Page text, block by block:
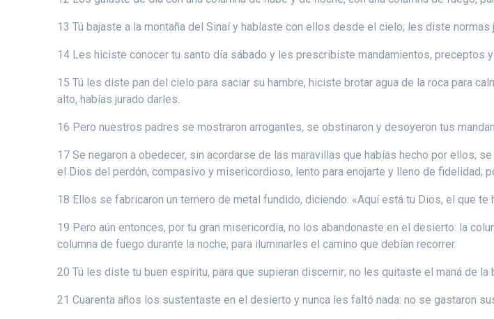
13 Tú bajaste a la montaña del Sinaí y hablaste con ellos desde el cielo; les diste
14 Les hiciste conocer tu santo día sábado y les prescribiste mandamientos, preceptos
15 Tú les diste pan del cielo para saciar su hambre, hiciste brotar agua de la roca para
alto, habías jurado darles.
16 Pero nuestros padres se mostraron arrogantes, se obstinaron y desoyeron tus
17 Se negaron a obedecer, sin acordarse de las maravillas que habías hecho por ellos;
el Dios del perdón, compasivo y misericordioso, lento para enojarte y lleno de fidelidad;
18 Ellos se fabricaron un ternero de metal fundido, diciendo: «Aquí está tu Dios, el que
19 Pero aún entonces, por tu gran misericordia, no los abandonaste en el desierto: la
columna de fuego durante la noche, para iluminarles el camino que debían recorrer.
20 Tú les diste tu buen espíritu, para que supieran discernir; no les quitaste el maná de
21 Cuarenta años los sustentaste en el desierto y nunca les faltó nada: no se gastaron